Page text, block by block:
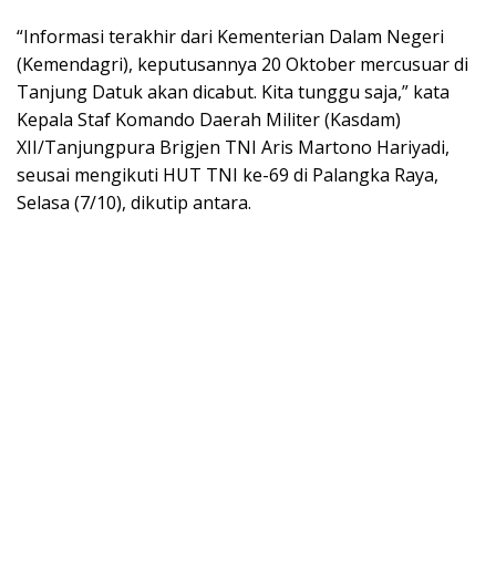
“Informasi terakhir dari Kementerian Dalam Negeri
(Kemendagri), keputusannya 20 Oktober mercusuar di
Tanjung Datuk akan dicabut. Kita tunggu saja,” kata
Kepala Staf Komando Daerah Militer (Kasdam)
XII/Tanjungpura Brigjen TNI Aris Martono Hariyadi,
seusai mengikuti HUT TNI ke-69 di Palangka Raya,
Selasa (7/10), dikutip antara.